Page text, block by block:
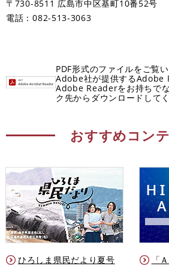
〒730-8511 広島市中区基町10番52号
電話：082-513-3063
PDF形式のファイルをご覧
Adobe社が提供するAdobe
Adobe Readerをお持ちで
ク先からダウンロードして
おすすめコン
ひろしま県民だより夏号
「